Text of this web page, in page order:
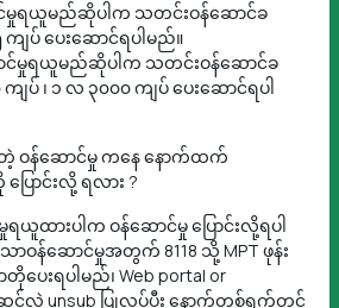
ာင်မှုရယူမည်ဆိုပါက သတင်းဝန်ဆောင်ခ
ပ် ပေးဆောင်ရပါမည်။
ောင်မှုရယူမည်ဆိုပါက သတင်းဝန်ဆောင်ခ
ပ် ၊ ၁ လ ၃၀၀၀ ကျပ် ပေးဆောင်ရပါ
ဝန်ဆောင်မှု ကနေ နောက်ထက်
ောင်းလို့ ရလား ?
ရယူထားပါက ဝန်ဆောင်မှု ပြောင်းလို့ရပါ
ဝန်ဆောင်မှုအတွက် 8118 သို့ MPT ဖုန်း
တိုပေးရပါမည်၊ Web portal or
င့်လဲ unsub ပြုလုပ်ပီး နောက်တစ်ရက်တွင်